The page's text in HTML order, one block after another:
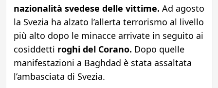
nazionalità svedese delle vittime. Ad agosto
la Svezia ha alzato l’allerta terrorismo al livello
più alto dopo le minacce arrivate in seguito ai
cosiddetti roghi del Corano. Dopo quelle
manifestazioni a Baghdad è stata assaltata
l’ambasciata di Svezia.